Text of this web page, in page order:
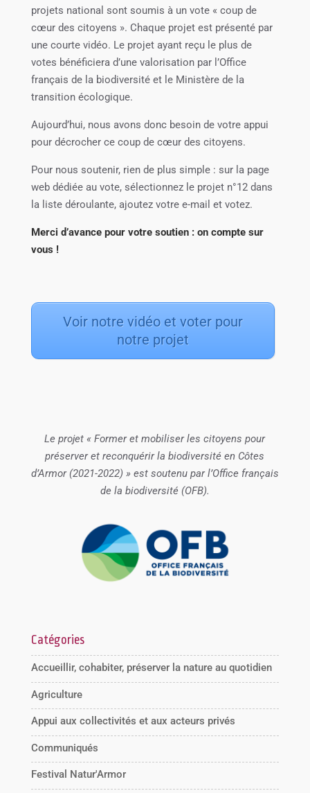
projets national sont soumis à un vote « coup de
cœur des citoyens ». Chaque projet est présenté par
une courte vidéo. Le projet ayant reçu le plus de
votes bénéficiera d’une valorisation par l’Office
français de la biodiversité et le Ministère de la
transition écologique.
Aujourd’hui, nous avons donc besoin de votre appui
pour décrocher ce coup de cœur des citoyens.
Pour nous soutenir, rien de plus simple : sur la page
web dédiée au vote, sélectionnez le projet n°12 dans
la liste déroulante, ajoutez votre e-mail et votez.
Merci d’avance pour votre soutien : on compte sur
vous !
Voir notre vidéo et voter pour
notre projet
Le projet « Former et mobiliser les citoyens pour
préserver et reconquérir la biodiversité en Côtes
d’Armor (2021-2022) » est soutenu par l’Office français
de la biodiversité (OFB).
Catégories
Accueillir, cohabiter, préserver la nature au quotidien
Agriculture
Appui aux collectivités et aux acteurs privés
Communiqués
Festival Natur'Armor